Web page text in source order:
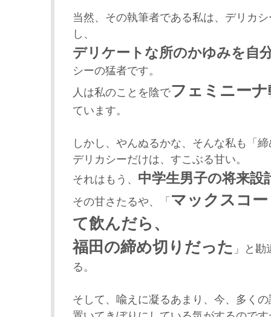
当然、その執筆者である私は、デリカ
し、
デリケートな所のかゆみを自
シーの猛者です。
人は私のことを陰でフェミニー
ています。
しかし、やんぬるかな、そんな私も「
デリカシーだけは、すこぶる甘い。
それはもう、 中学生男子の将来設
その甘さたるや、「 マックスコ
て飲んだら、
福田の締め切りだった 」と
る。
そして、喩えに凝るあまり、今、多く